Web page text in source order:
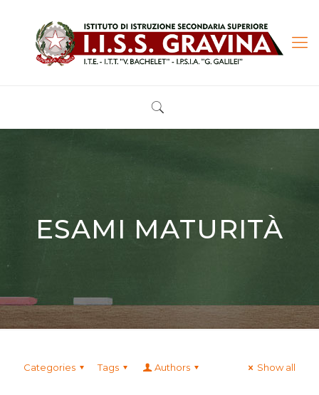
ESAMI MATURITÀ
Categories Tags Authors Show all